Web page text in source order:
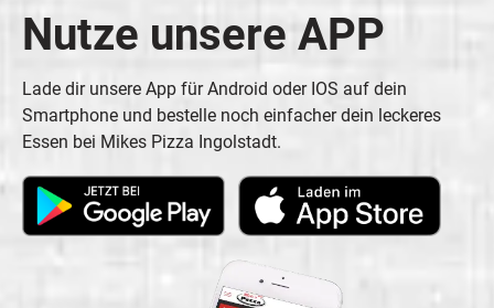
Nutze unsere APP
Lade dir unsere App für Android oder IOS auf dein
Smartphone und bestelle noch einfacher dein leckeres
Essen bei Mikes Pizza Ingolstadt.